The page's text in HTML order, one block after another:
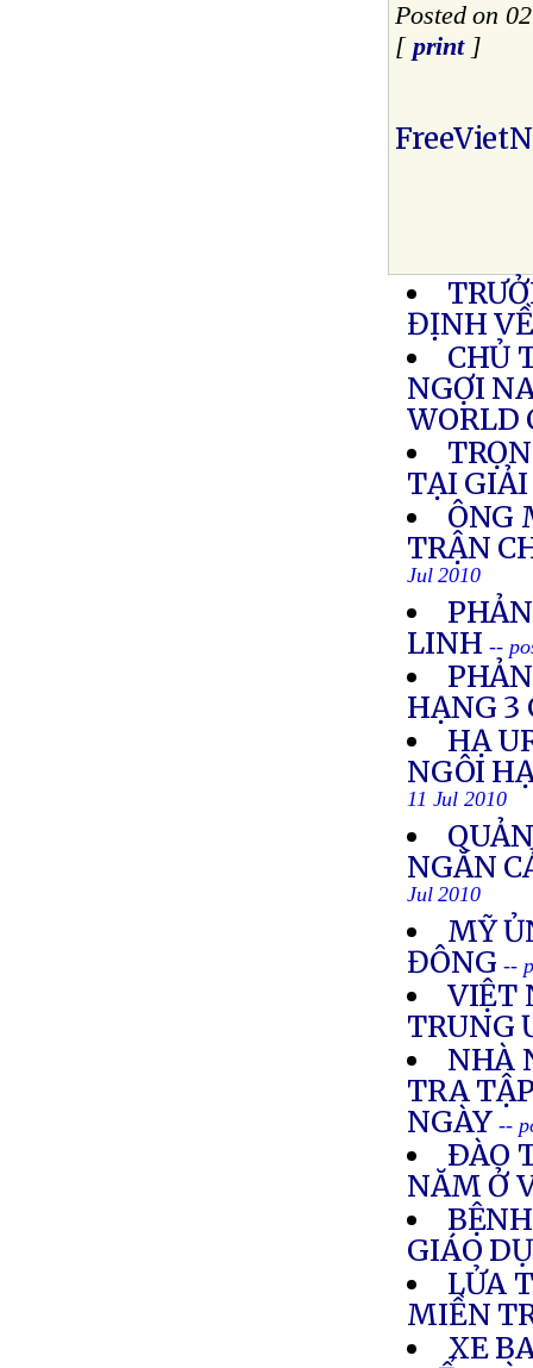
Posted on
[ print]
ĐỊNH
CHỦ
NGỢI
WORLD
TẠI GIẢI
ÔNG
TRẬN
Jul 2010
LINH --
HẠNG 3
HẠ
NGÔI
11 Jul 2010
NGĂN
Jul 2010
MỸ
ĐÔNG--
VIỆT
TRUNG
NHÀ
TRA
NGÀY --
ÐÀO
NĂM Ở
GIÁO
LỬA
MIỀN
XE